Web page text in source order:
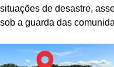
situações de desastre,
sob a guarda das